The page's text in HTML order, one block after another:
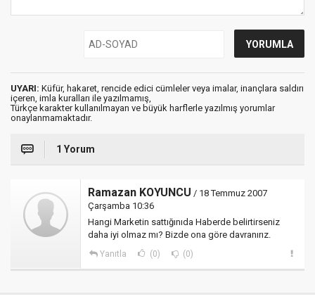
UYARI: Küfür, hakaret, rencide edici cümleler veya imalar, inançlara saldırı
içeren, imla kuralları ile yazılmamış,
Türkçe karakter kullanılmayan ve büyük harflerle yazılmış yorumlar
onaylanmamaktadır.
1 Yorum
Ramazan KOYUNCU / 18 Temmuz 2007
Çarşamba 10:36
Hangi Marketin sattığınıda Haberde belirtirseniz
daha iyi olmaz mı? Bizde ona göre davranırız.
Yanıtla (0) (0)